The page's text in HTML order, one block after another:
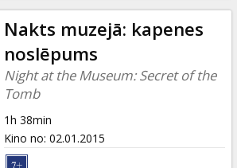
Nakts muzejā: kapenes
noslēpums
Night at the Museum: Secret of the
Tomb
1h 38min
Kino no: 02.01.2015